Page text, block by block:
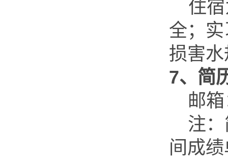
住
全；
损害
7、简
邮
注
间成